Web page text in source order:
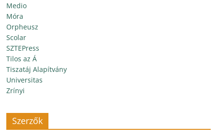
Medio
Móra
Orpheusz
Scolar
SZTEPress
Tilos az Á
Tiszatáj Alapítvány
Universitas
Zrínyi
Szerzők